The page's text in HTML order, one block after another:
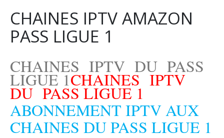
CHAINES IPTV AMAZON
PASS LIGUE 1
CHAINES IPTV DU PASS
LIGUE 1CHAINES IPTV
DU PASS LIGUE 1
ABONNEMENT IPTV AUX
CHAINES DU PASS LIGUE 1